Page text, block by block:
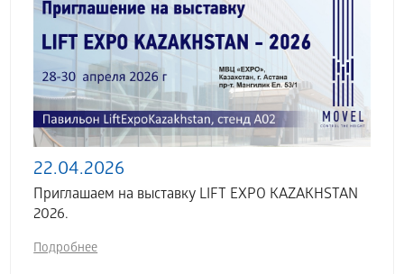
22.04.2026
Приглашаем на выставку LIFT EXPO KAZAKHSTAN
2026.
Подробнее